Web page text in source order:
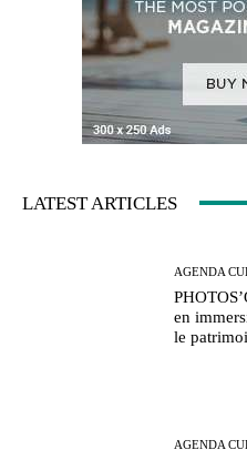
LATEST ARTICLES
AGENDA
en
le
AGENDA